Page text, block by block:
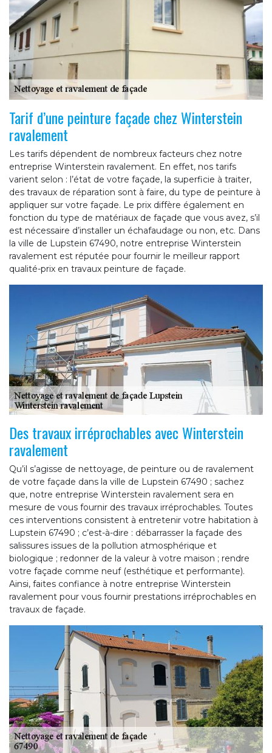
Tarif d’une peinture façade chez Winterstein
ravalement
Les tarifs dépendent de nombreux facteurs chez notre
entreprise Winterstein ravalement. En effet, nos tarifs
varient selon : l’état de votre façade, la superficie à traiter,
des travaux de réparation sont à faire, du type de peinture à
appliquer sur votre façade. Le prix diffère également en
fonction du type de matériaux de façade que vous avez, s’il
est nécessaire d’installer un échafaudage ou non, etc. Dans
la ville de Lupstein 67490, notre entreprise Winterstein
ravalement est réputée pour fournir le meilleur rapport
qualité-prix en travaux peinture de façade.
Des travaux irréprochables avec Winterstein
ravalement
Qu’il s’agisse de nettoyage, de peinture ou de ravalement
de votre façade dans la ville de Lupstein 67490 ; sachez
que, notre entreprise Winterstein ravalement sera en
mesure de vous fournir des travaux irréprochables. Toutes
ces interventions consistent à entretenir votre habitation à
Lupstein 67490 ; c’est-à-dire : débarrasser la façade des
salissures issues de la pollution atmosphérique et
biologique ; redonner de la valeur à votre maison ; rendre
votre façade comme neuf (esthétique et performante).
Ainsi, faites confiance à notre entreprise Winterstein
ravalement pour vous fournir prestations irréprochables en
travaux de façade.